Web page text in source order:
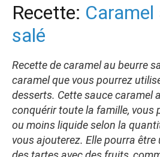
Recette: Caramel
salé
Recette de caramel au beurre
caramel que vous pourrez
desserts. Cette sauce caramel
conquérir toute la famille, vous
ou moins liquide selon la
vous ajouterez. Elle pourra